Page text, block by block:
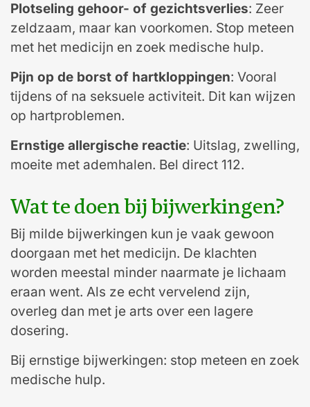
Plotseling gehoor- of gezichtsverlies: Zeer
zeldzaam, maar kan voorkomen. Stop meteen
met het medicijn en zoek medische hulp.
Pijn op de borst of hartkloppingen: Vooral
tijdens of na seksuele activiteit. Dit kan wijzen
op hartproblemen.
Ernstige allergische reactie: Uitslag, zwelling,
moeite met ademhalen. Bel direct 112.
Wat te doen bij bijwerkingen?
Bij milde bijwerkingen kun je vaak gewoon
doorgaan met het medicijn. De klachten
worden meestal minder naarmate je lichaam
eraan went. Als ze echt vervelend zijn,
overleg dan met je arts over een lagere
dosering.
Bij ernstige bijwerkingen: stop meteen en zoek
medische hulp.